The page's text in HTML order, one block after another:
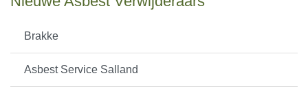
Brakke
Asbest Service Salland